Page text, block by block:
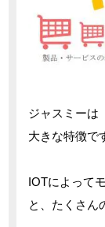
ジャスミーは
大きな特徴で
IOTによって
と、たくさん